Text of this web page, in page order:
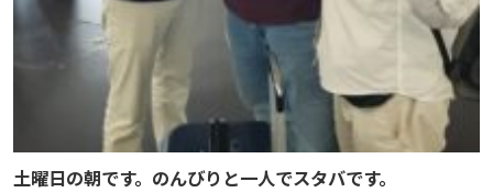
土曜日の朝です。のんびりと一人でスタバです。